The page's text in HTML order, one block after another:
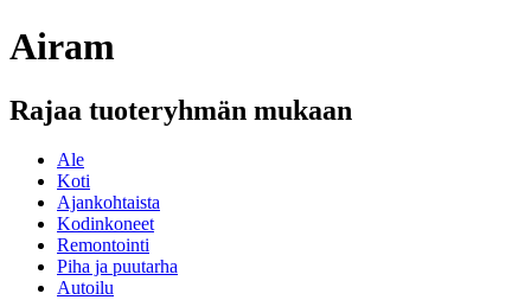
Airam
Rajaa tuoteryhmän mukaan
Ale
Koti
Ajankohtaista
Kodinkoneet
Remontointi
Piha ja puutarha
Autoilu